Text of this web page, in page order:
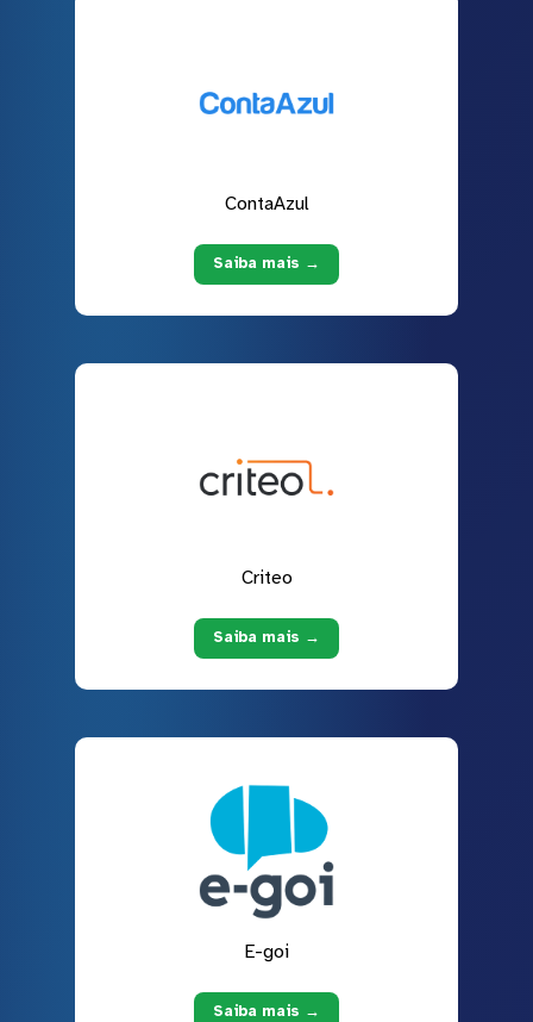
ContaAzul
Saiba mais →
Criteo
Saiba mais →
E-goi
Saiba mais →